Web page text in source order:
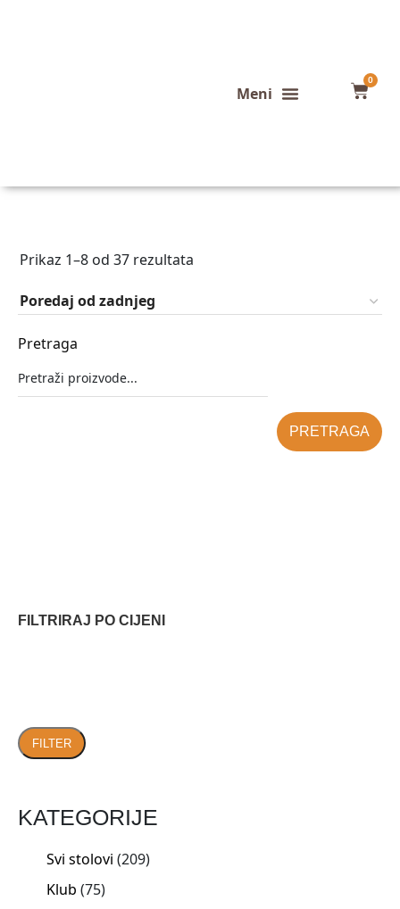
0
Prikaz 1–8 od 37 rezultata
Pretraga
PRETRAGA
FILTRIRAJ PO CIJENI
FILTER
KATEGORIJE
Svi stolovi 209
Klub 75